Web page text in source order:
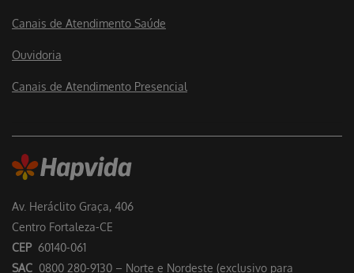
Av. Heráclito Graça, 406
Centro Fortaleza-CE
CEP 60140-061
SAC 0800 280-9130 – Norte e Nordeste (exclusivo para
Canais de Atendimento Saúde
Ouvidoria
Canais de Atendimento Presencial